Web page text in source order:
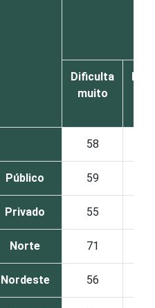
Dificulta
muito
58
Público 59
Privado 55
Norte 71
Nordeste 56